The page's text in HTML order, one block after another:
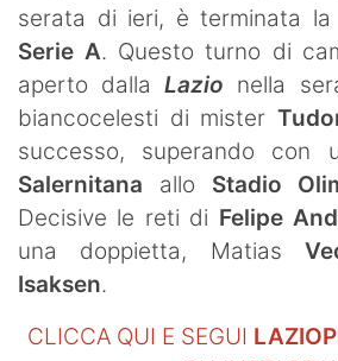
serata di ieri, è terminata la
Serie A. Questo turno di
aperto dallaLazio nella
biancocelesti di mister
successo, superando con
Salernitana allo Stadio
Decisive le reti di Felipe
una doppietta, Matias
Isaksen.
CLICCA QUI E SEGUI